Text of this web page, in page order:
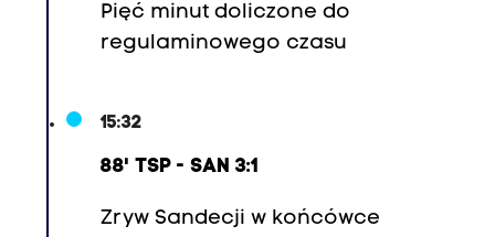
Pięć minut doliczone do
regulaminowego czasu
15:32
88' TSP - SAN 3:1
Zryw Sandecji w końcówce